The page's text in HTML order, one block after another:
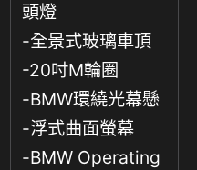
頭燈
-全景式玻璃車頂
-20吋M輪圈
-BMW環繞光幕懸
-浮式曲面螢幕
-BMW Operating